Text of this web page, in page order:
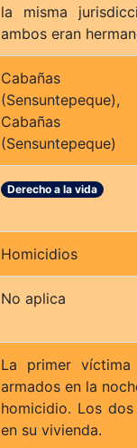
la misma
ambos eran
Cabañas
(Sensuntepeque),
Cabañas
(Sensuntepeque)
Derecho a la vida
Homicidios
No aplica
La primer
armados en la
homicidio. Los
en su vivienda.